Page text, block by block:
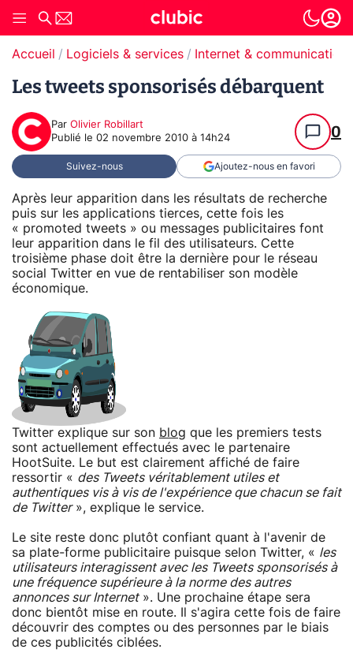
Accueil Logiciels & services Internet & communication
Les tweets sponsorisés débarquent
Par Olivier Robillart
Publié le 02 novembre 2010 à 14h24 0
Suivez-nous Ajoutez-nous en favori
Après leur apparition dans les résultats de recherche
puis sur les applications tierces, cette fois les
« promoted tweets » ou messages publicitaires font
leur apparition dans le fil des utilisateurs. Cette
troisième phase doit être la dernière pour le réseau
social Twitter en vue de rentabiliser son modèle
économique.
Twitter explique sur son blog que les premiers tests
sont actuellement effectués avec le partenaire
HootSuite. Le but est clairement affiché de faire
ressortir « des Tweets véritablement utiles et
authentiques vis à vis de l'expérience que chacun se fait
de Twitter», explique le service.
Le site reste donc plutôt confiant quant à l'avenir de
sa plate-forme publicitaire puisque selon Twitter, « les
utilisateurs interagissent avec les Tweets sponsorisés à
une fréquence supérieure à la norme des autres
annonces sur Internet». Une prochaine étape sera
donc bientôt mise en route. Il s'agira cette fois de faire
découvrir des comptes ou des personnes par le biais
de ces publicités ciblées.